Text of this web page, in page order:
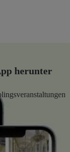
herunter